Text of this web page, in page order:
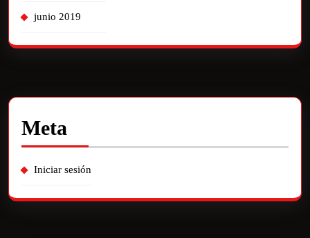
junio 2019
Meta
Iniciar sesión